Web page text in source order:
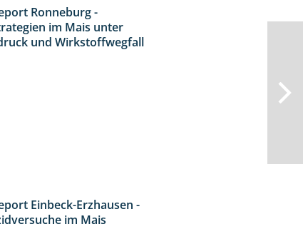
Ronneburg -
im Mais unter
und Wirkstoffwegfall
Einbeck-Erzhausen -
im Mais